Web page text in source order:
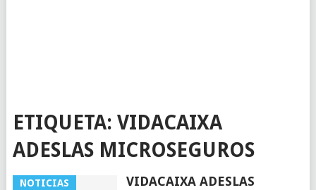
ETIQUETA: VIDACAIXA
ADESLAS MICROSEGUROS
NOTICIAS
VIDACAIXA ADESLAS